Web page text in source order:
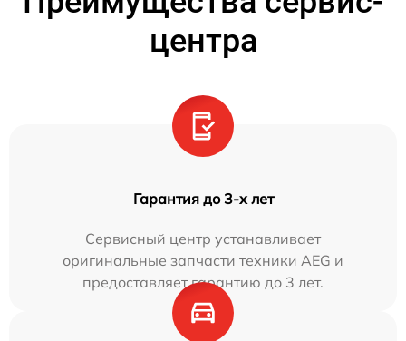
центра
Гарантия до 3-х лет
Сервисный центр устанавливает
оригинальные запчасти техники AEG и
предоставляет гарантию до 3 лет.